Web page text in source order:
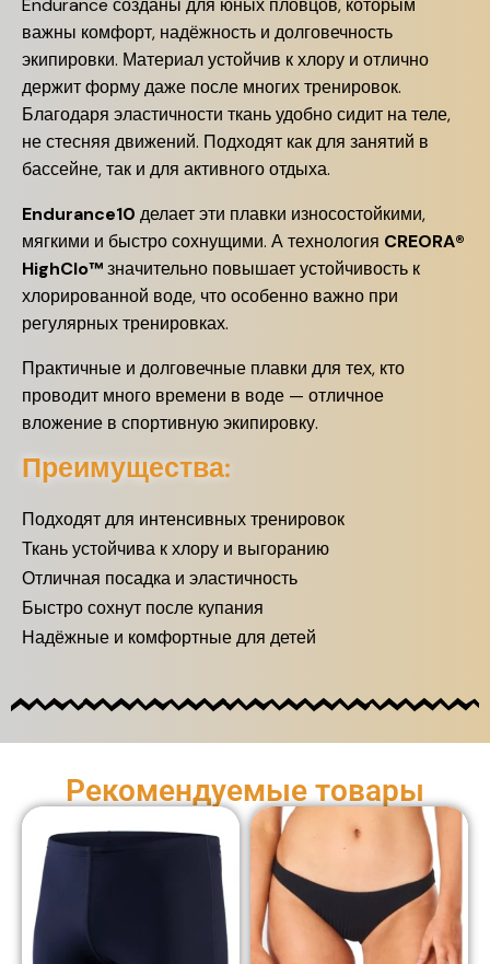
Endurance созданы для юных пловцов, которым
важны комфорт, надёжность и долговечность
экипировки. Материал устойчив к хлору и отлично
держит форму даже после многих тренировок.
Благодаря эластичности ткань удобно сидит на теле,
не стесняя движений. Подходят как для занятий в
бассейне, так и для активного отдыха.
Endurance10 делает эти плавки износостойкими,
мягкими и быстро сохнущими. А технология CREORA®
HighClo™значительно повышает устойчивость к
хлорированной воде, что особенно важно при
регулярных тренировках.
Практичные и долговечные плавки для тех, кто
проводит много времени в воде — отличное
вложение в спортивную экипировку.
Преимущества:
Подходят для интенсивных тренировок
Ткань устойчива к хлору и выгоранию
Отличная посадка и эластичность
Быстро сохнут после купания
Надёжные и комфортные для детей
Рекомендуемые товары